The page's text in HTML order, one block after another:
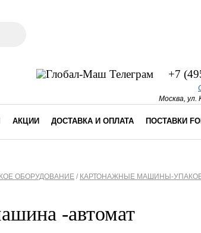
+7
Москва, ул.
АКЦИИ ДОСТАВКА И ОПЛАТА ПОСТАВКИ
ОБОРУДОВАНИЕ / КАРТОНАЖНЫЕ МАШИНЫ-
-автомат